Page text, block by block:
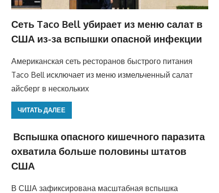
Сеть Taco Bell убирает из меню салат в
США из-за вспышки опасной инфекции
Американская сеть ресторанов быстрого питания
Taco Bell исключает из меню измельченный салат
айсберг в нескольких
ЧИТАТЬ ДАЛЕЕ
Вспышка опасного кишечного паразита
охватила больше половины штатов
США
В США зафиксирована масштабная вспышка